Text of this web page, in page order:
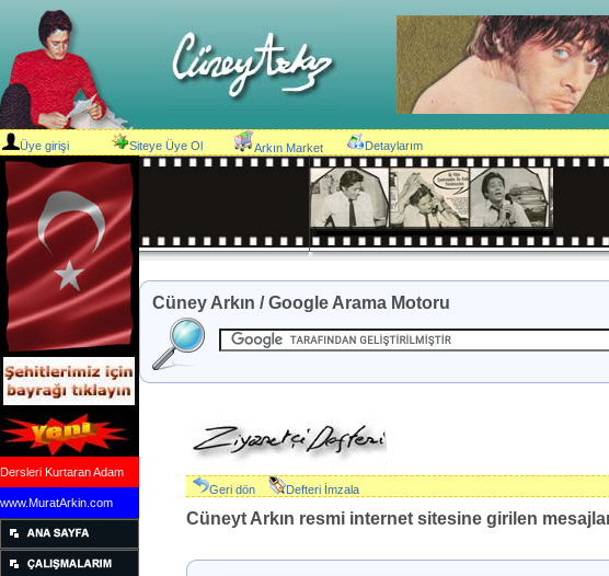
Üye girişi Siteye Üye Ol Arkın Market Detaylarım
Dersleri Kurtaran Adam
www.MuratArkin.com
Cüney Arkın / Google Arama Motoru
Geri dön Defteri İmzala
Cüneyt Arkın resmi internet sitesine girilen